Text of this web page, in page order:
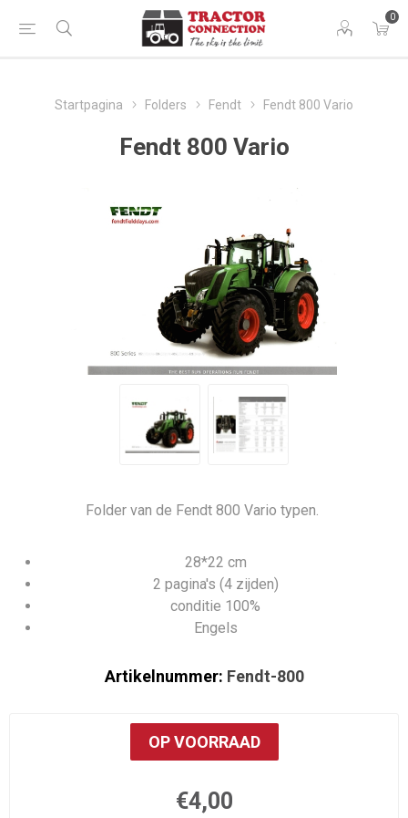
0
Startpagina Folders Fendt Fendt 800 Vario
Fendt 800 Vario
Folder van de Fendt 800 Vario typen.
28*22 cm
2 pagina's (4 zijden)
conditie 100%
Engels
Artikelnummer: Fendt-800
OP VOORRAAD
€4,00